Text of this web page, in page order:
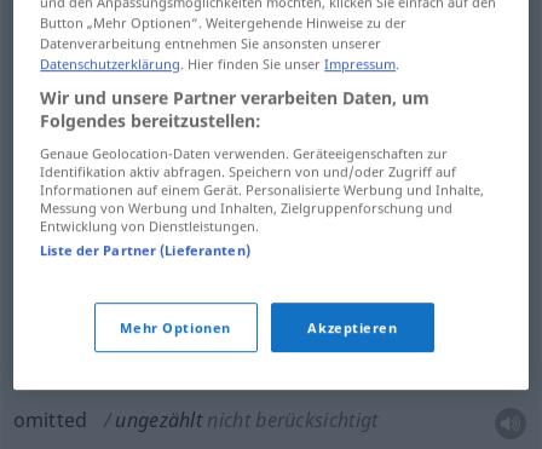
uncounted ungezählt nicht gezählt
innumerable ungezählt unzählbar FIG < ATTR >
countless ungezählt unzählbar
ungezähltunzählbar FIG < ATTR>
omitted ungezählt nicht berücksichtigt
Button „Mehr Optionen“. Weitergehende Hinweise zu der
Datenverarbeitung entnehmen Sie ansonsten unserer
Datenschutzerklärung. Hier finden Sie unserImpressum.
Wir und unsere Partner verarbeiten Daten, um
Folgendes bereitzustellen:
Genaue Geolocation-Daten verwenden. Geräteeigenschaften zur
Identifikation aktiv abfragen. Speichern von und/oder Zugriff auf
Informationen auf einem Gerät. Personalisierte Werbung und Inhalte,
Messung von Werbung und Inhalten, Zielgruppenforschung und
Entwicklung von Dienstleistungen.
Liste der Partner (Lieferanten)
Mehr Optionen Akzeptieren